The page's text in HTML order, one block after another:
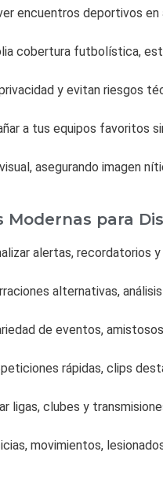
encuentros deportivos en
cobertura futbolística,
y evitan riesgos
a tus equipos favoritos
asegurando imagen
Modernas para
alertas, recordatorios
alternativas,
de eventos,
rápidas, clips
ligas, clubes y
movimientos,